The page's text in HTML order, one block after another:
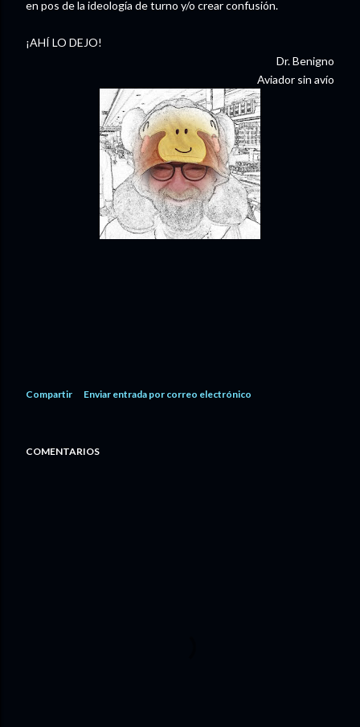
en pos de la ideología de turno y/o crear confusión.
¡AHÍ LO DEJO!
Dr. Benigno
Aviador sin avío
Compartir Enviar entrada por correo electrónico
COMENTARIOS